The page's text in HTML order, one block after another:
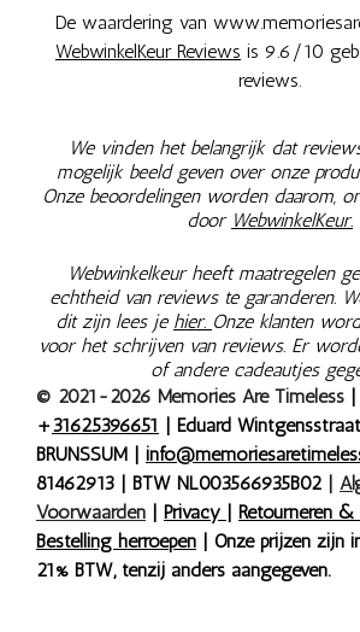
De waardering van
WebwinkelKeur Reviews is 9.6/10
reviews.
We vinden het belangrijk dat
mogelijk beeld geven over onze
Onze beoordelingen worden daarom,
door WebwinkelKeur.
Webwinkelkeur heeft maatregelen
echtheid van reviews te garanderen.
dit zijn lees je hier. Onze klanten
voor het schrijven van reviews. Er
of andere cadeautjes
© 2021-2026 Memories Are Timeless
+31625396651 | Eduard
BRUNSSUM |
81462913 | BTW NL003566935B02 |
Voorwaarden | Privacy | Retourneren &
Bestelling herroepen | Onze prijzen zijn
21% BTW, tenzij anders aangegeven.